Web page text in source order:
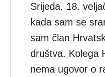
Srijeda, 18.
kada sam se
sam član
društva. Kolega
nema ugovor o